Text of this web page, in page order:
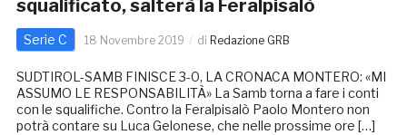
squalificato, salterà la Feralpisalò
Serie C 18 Novembre 2019 di Redazione GRB
SUDTIROL-SAMB FINISCE 3-0, LA CRONACA MONTERO: «MI
ASSUMO LE RESPONSABILITÀ» La Samb torna a fare i conti
con le squalifiche. Contro la Feralpisalò Paolo Montero non
potrà contare su Luca Gelonese, che nelle prossime ore […]